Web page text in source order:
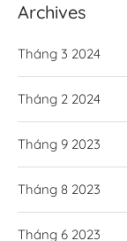
Archives
Tháng 3 2024
Tháng 2 2024
Tháng 9 2023
Tháng 8 2023
Tháng 6 2023